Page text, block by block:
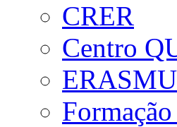
CRER
Centro